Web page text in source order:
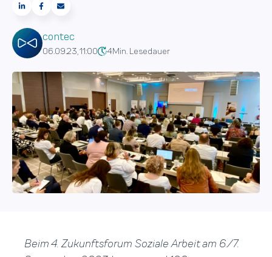
contec
06.09.23, 11:00 4Min. Lesedauer
Beim 4. Zukunftsforum Soziale Arbeit am 6./7.